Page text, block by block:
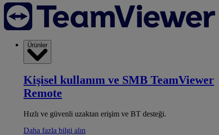
Ürünler
Kişisel kullanım ve SMB TeamViewer
Remote
Hızlı ve güvenli uzaktan erişim ve BT desteği.
Daha fazla bilgi alın